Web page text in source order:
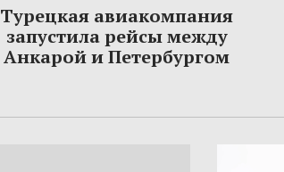
Турецкая авиакомпания
запустила рейсы между
Анкарой и Петербургом